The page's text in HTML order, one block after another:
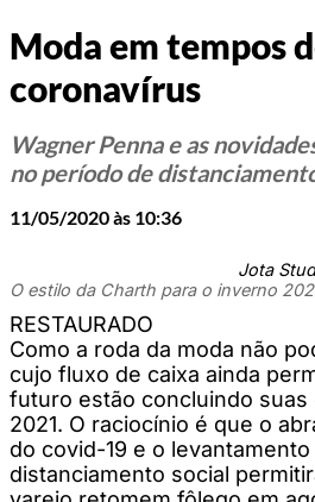
Moda em tempos
coronavírus
Wagner Penna e as
no período de
11/05/2020 às 10:36
Jota
O estilo da Charth para o inverno
RESTAURADO
Como a roda da moda não
cujo fluxo de caixa ainda
futuro estão concluindo suas
2021. O raciocínio é que o
do covid-19 e o
distanciamento social